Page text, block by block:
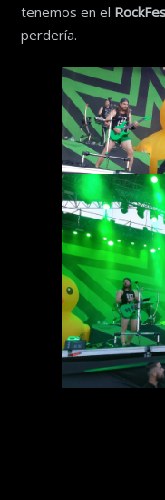
tenemos en el
perdería.